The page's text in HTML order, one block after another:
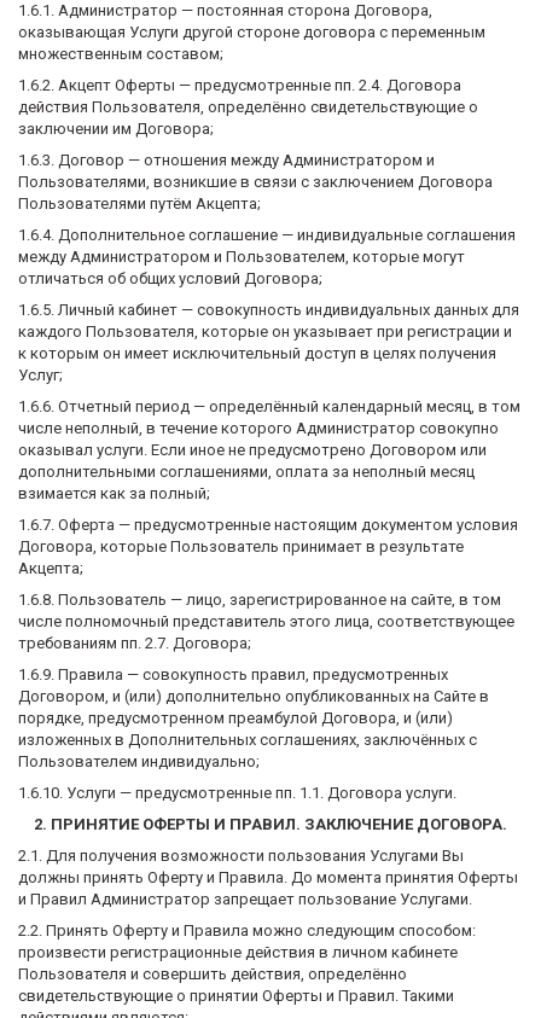
1.6.1. Администратор — постоянная сторона Договора,
оказывающая Услуги другой стороне договора с переменным
множественным составом;
1.6.2. Акцепт Оферты — предусмотренные пп. 2.4. Договора
действия Пользователя, определённо свидетельствующие о
заключении им Договора;
1.6.3. Договор — отношения между Администратором и
Пользователями, возникшие в связи с заключением Договора
Пользователями путём Акцепта;
1.6.4. Дополнительное соглашение — индивидуальные соглашения
между Администратором и Пользователем, которые могут
отличаться об общих условий Договора;
1.6.5. Личный кабинет — совокупность индивидуальных данных для
каждого Пользователя, которые он указывает при регистрации и
к которым он имеет исключительный доступ в целях получения
Услуг;
1.6.6. Отчетный период — определённый календарный месяц, в том
числе неполный, в течение которого Администратор совокупно
оказывал услуги. Если иное не предусмотрено Договором или
дополнительными соглашениями, оплата за неполный месяц
взимается как за полный;
1.6.7. Оферта — предусмотренные настоящим документом условия
Договора, которые Пользователь принимает в результате
Акцепта;
1.6.8. Пользователь — лицо, зарегистрированное на сайте, в том
числе полномочный представитель этого лица, соответствующее
требованиям пп. 2.7. Договора;
1.6.9. Правила — совокупность правил, предусмотренных
Договором, и (или) дополнительно опубликованных на Сайте в
порядке, предусмотренном преамбулой Договора, и (или)
изложенных в Дополнительных соглашениях, заключённых с
Пользователем индивидуально;
1.6.10. Услуги — предусмотренные пп. 1.1. Договора услуги.
2. ПРИНЯТИЕ ОФЕРТЫ И ПРАВИЛ. ЗАКЛЮЧЕНИЕ ДОГОВОРА.
2.1. Для получения возможности пользования Услугами Вы
должны принять Оферту и Правила. До момента принятия Оферты
и Правил Администратор запрещает пользование Услугами.
2.2. Принять Оферту и Правила можно следующим способом:
произвести регистрационные действия в личном кабинете
Пользователя и совершить действия, определённо
свидетельствующие о принятии Оферты и Правил. Такими